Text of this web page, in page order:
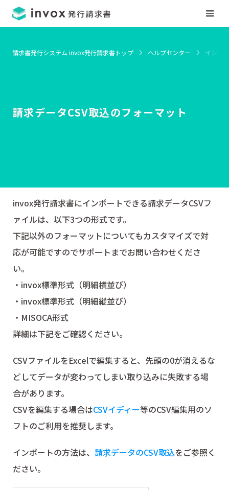
請求データCSV取込のフォーマット
請求書発行システム invox発行請求書トップ ヘルプセンター インポ
invox発行請求書にインポートできる請求データCSVフ
ァイルは、以下3つの形式です。
下記以外のフォーマットについてもカスタマイズで対
応が可能ですのでサポートまでお問い合わせくださ
い。
・invox標準形式（明細横並び）
・invox標準形式（明細縦並び）
・MISOCA形式
詳細は下記をご確認ください。
CSVファイルをExcelで編集すると、先頭の0が消えるな
どしてデータが変わってしまい取り込みに失敗する場
合があります。
CSVを編集する場合はCSVイディー等のCSV編集用のソ
フトのご利用を推奨します。
インポートの方法は、 請求データのCSV取込をご参照く
ださい。